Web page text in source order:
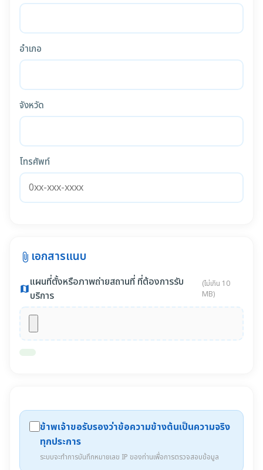
อำเภอ
จังหวัด
โทรศัพท์
attach_file เอกสารแนบ
mapแผนที่ตั้งหรือภาพถ่ายสถานที่ ที่ต้องการรับ
บริการ
(ไม่เกิน 10
MB)
ข้าพเจ้าขอรับรองว่าข้อความข้างต้นเป็นความจริง
ทุกประการ
ระบบจะทำการบันทึกหมายเลข IP ของท่านเพื่อการตรวจสอบข้อมูล